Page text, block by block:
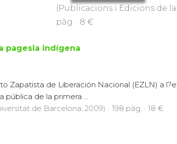
(Publicacions i Edicions de la
pàg. · 8 €
pagesia indígena
Zapatista de Liberación Nacional (EZLN) a
pública de la primera ...
de Barcelona, 2009) · 198 pàg. · 18 €